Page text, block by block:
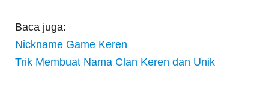
Baca juga:
Nickname Game Keren
Trik Membuat Nama Clan Keren dan Unik